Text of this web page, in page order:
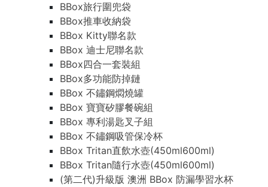
BBox旅行圍兜袋
BBox推車收納袋
BBox Kitty聯名款
BBox 迪士尼聯名款
BBox四合一套裝組
BBox多功能防掉鏈
BBox 不鏽鋼燜燒罐
BBox 寶寶矽膠餐碗組
BBox 專利湯匙叉子組
BBox 不鏽鋼吸管保冷杯
BBox Tritan直飲水壺(450ml600ml)
BBox Tritan隨行水壺(450ml600ml)
(第二代)升級版 澳洲 BBox 防漏學習水杯